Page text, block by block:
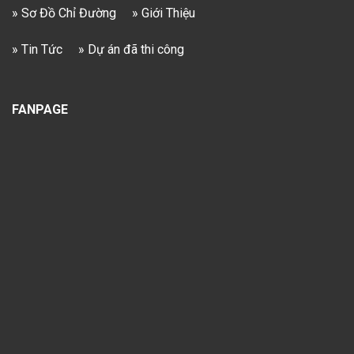
» Sơ Đồ Chỉ Đường » Giới Thiệu
» Tin Tức » Dự án đã thi công
FANPAGE